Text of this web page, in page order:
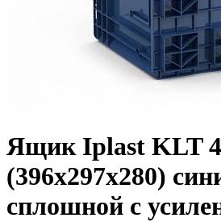
Ящик Iplast KLT
(396х297х280)
сплошной с